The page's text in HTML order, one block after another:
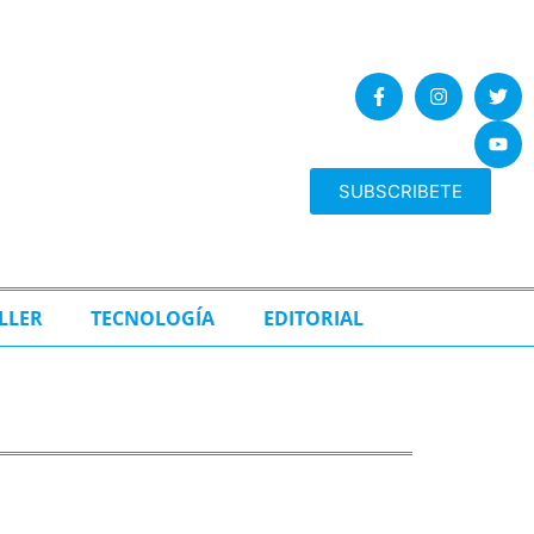
SUBSCRIBETE
TECNOLOGÍA EDITORIAL